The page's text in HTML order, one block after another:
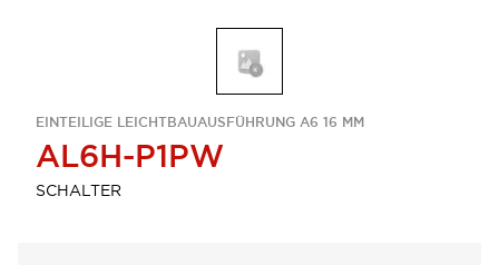
EINTEILIGE LEICHTBAUAUSFÜHRUNG A6 16 MM
AL6H-P1PW
SCHALTER